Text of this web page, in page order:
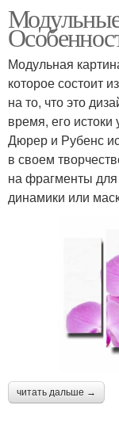
Модульная
которое состоит
на то, что это
время, его
Дюрер и Рубенс
в своем
на фрагменты
динамики или
читать дальше →